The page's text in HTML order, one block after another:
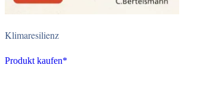
Klimaresilienz
Produkt kaufen*